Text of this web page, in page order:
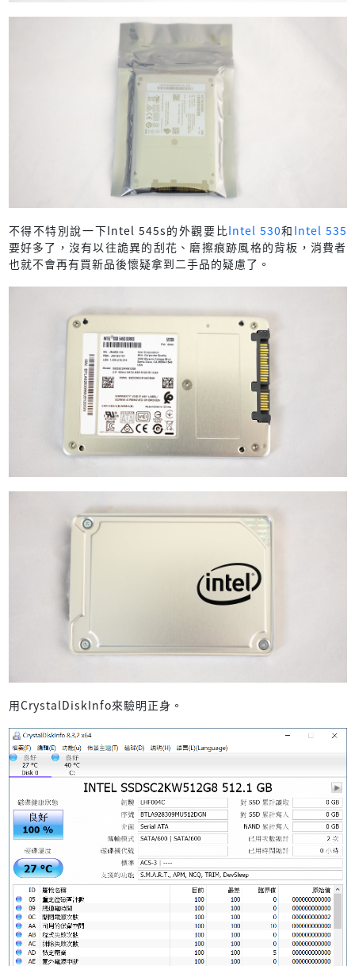
不得不特別說一下Intel 545s的外觀要比Intel 530和 Intel 535
要好多了，沒有以往詭異的刮花、磨擦痕跡風格的背板，消費者
也就不會再有買新品後懷疑拿到二手品的疑慮了。
用CrystalDiskInfo來驗明正身。